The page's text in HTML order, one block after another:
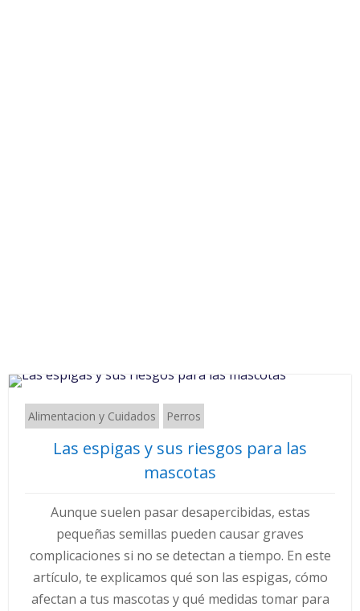
Alimentacion y Cuidados Perros
Las espigas y sus riesgos para las
mascotas
Aunque suelen pasar desapercibidas, estas
pequeñas semillas pueden causar graves
complicaciones si no se detectan a tiempo. En este
artículo, te explicamos qué son las espigas, cómo
afectan a tus mascotas y qué medidas tomar para